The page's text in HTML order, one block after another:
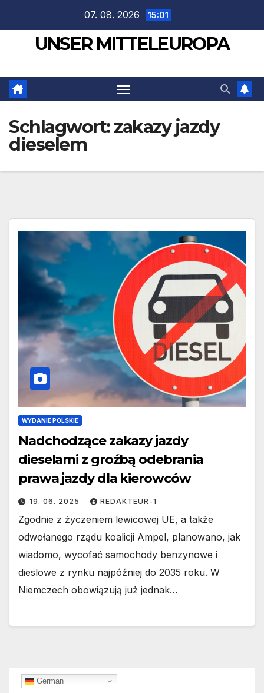
springen
07. 08. 2026 15:01
UNSER MITTELEUROPA
Schlagwort:zakazy jazdy
dieselem
WYDANIE POLSKIE
Nadchodzące zakazy jazdy
dieselami z groźbą odebrania
prawa jazdy dla kierowców
19. 06. 2025 REDAKTEUR-1
Zgodnie z życzeniem lewicowej UE, a także
odwołanego rządu koalicji Ampel, planowano, jak
wiadomo, wycofać samochody benzynowe i
dieslowe z rynku najpóźniej do 2035 roku. W
Niemczech obowiązują już jednak…
German